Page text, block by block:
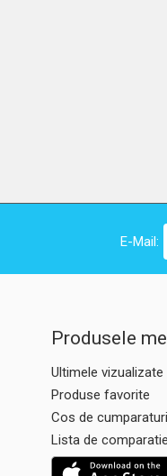
E-Mail:
Produsele
Ultimele vizualizate
Produse favorite
Cos de cumparaturi
Lista de